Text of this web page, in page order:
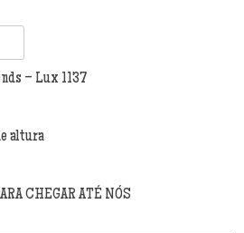
– Lux 1137
altura
CHEGAR ATÉ NÓS